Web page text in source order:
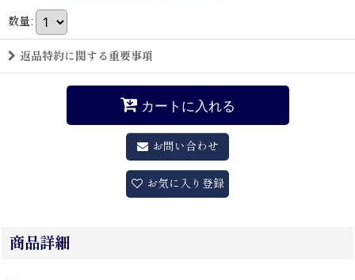
数量:
返品特約に関する重要事項
カートに入れる
お問い合わせ
お気に入り登録
商品詳細